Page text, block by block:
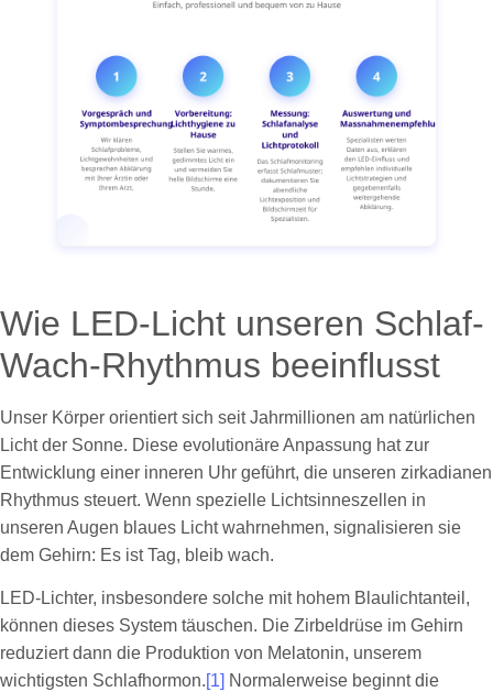
Wie LED-Licht unseren Schlaf-
Wach-Rhythmus beeinflusst
Unser Körper orientiert sich seit Jahrmillionen am natürlichen
Licht der Sonne. Diese evolutionäre Anpassung hat zur
Entwicklung einer inneren Uhr geführt, die unseren zirkadianen
Rhythmus steuert. Wenn spezielle Lichtsinneszellen in
unseren Augen blaues Licht wahrnehmen, signalisieren sie
dem Gehirn: Es ist Tag, bleib wach.
LED-Lichter, insbesondere solche mit hohem Blaulichtanteil,
können dieses System täuschen. Die Zirbeldrüse im Gehirn
reduziert dann die Produktion von Melatonin, unserem
wichtigsten Schlafhormon.[1] Normalerweise beginnt die